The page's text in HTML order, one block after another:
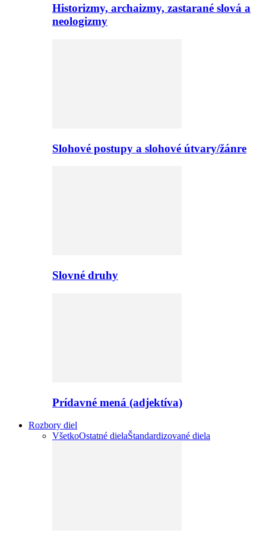
Historizmy, archaizmy, zastarané slová a
neologizmy
Slohové postupy a slohové útvary/žánre
Slovné druhy
Prídavné mená (adjektíva)
Rozbory diel
VšetkoOstatné dielaŠtandardizované diela